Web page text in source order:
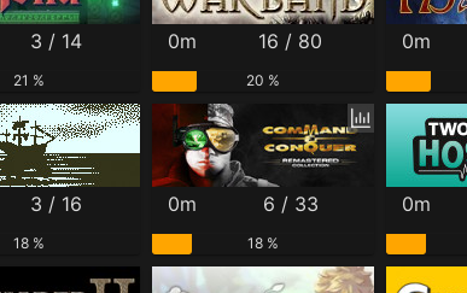
3 / 14
21 %
0m 16 / 80
20 %
0m
3 / 16
18 %
0m 6 / 33
18 %
0m